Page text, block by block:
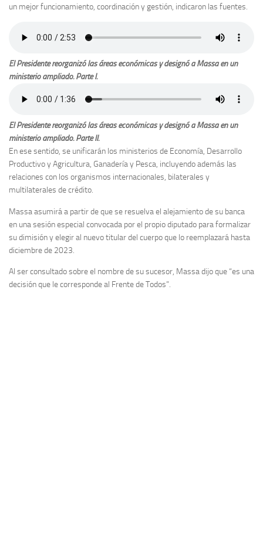
un mejor funcionamiento, coordinación y gestión, indicaron las fuentes.
El Presidente reorganizó las áreas económicas y designó a Massa en un
ministerio ampliado. Parte I.
El Presidente reorganizó las áreas económicas y designó a Massa en un
ministerio ampliado. Parte II.
En ese sentido, se unificarán los ministerios de Economía, Desarrollo
Productivo y Agricultura, Ganadería y Pesca, incluyendo además las
relaciones con los organismos internacionales, bilaterales y
multilaterales de crédito.
Massa asumirá a partir de que se resuelva el alejamiento de su banca
en una sesión especial convocada por el propio diputado para formalizar
su dimisión y elegir al nuevo titular del cuerpo que lo reemplazará hasta
diciembre de 2023.
Al ser consultado sobre el nombre de su sucesor, Massa dijo que “es una
decisión que le corresponde al Frente de Todos”.